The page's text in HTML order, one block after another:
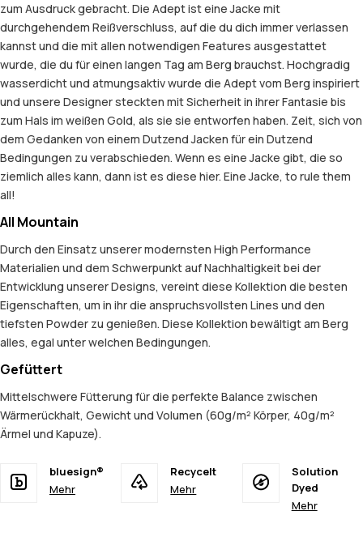
zum Ausdruck gebracht. Die Adept ist eine Jacke mit
durchgehendem Reißverschluss, auf die du dich immer verlassen
kannst und die mit allen notwendigen Features ausgestattet
wurde, die du für einen langen Tag am Berg brauchst. Hochgradig
wasserdicht und atmungsaktiv wurde die Adept vom Berg inspiriert
und unsere Designer steckten mit Sicherheit in ihrer Fantasie bis
zum Hals im weißen Gold, als sie sie entworfen haben. Zeit, sich von
dem Gedanken von einem Dutzend Jacken für ein Dutzend
Bedingungen zu verabschieden. Wenn es eine Jacke gibt, die so
ziemlich alles kann, dann ist es diese hier. Eine Jacke, to rule them
all!
All Mountain
Durch den Einsatz unserer modernsten High Performance
Materialien und dem Schwerpunkt auf Nachhaltigkeit bei der
Entwicklung unserer Designs, vereint diese Kollektion die besten
Eigenschaften, um in ihr die anspruchsvollsten Lines und den
tiefsten Powder zu genießen. Diese Kollektion bewältigt am Berg
alles, egal unter welchen Bedingungen.
Gefüttert
Mittelschwere Fütterung für die perfekte Balance zwischen
Wärmerückhalt, Gewicht und Volumen (60g/m² Körper, 40g/m²
Ärmel und Kapuze).
bluesign®
Mehr
Recycelt
Mehr
Solution
Dyed
Mehr